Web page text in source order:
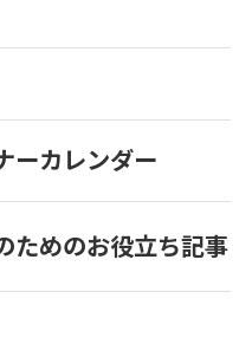
ーカレンダー
ためのお役立ち記事